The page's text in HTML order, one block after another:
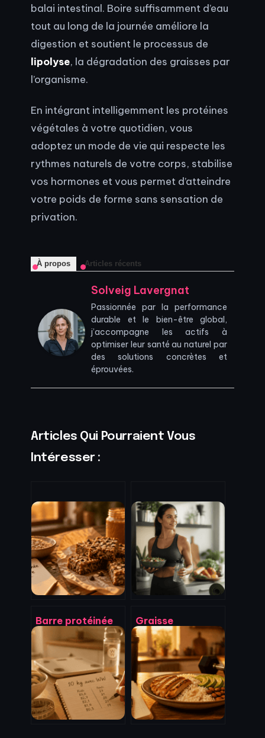
balai intestinal. Boire suffisamment d’eau
tout au long de la journée améliore la
digestion et soutient le processus de
lipolyse, la dégradation des graisses par
l’organisme.
En intégrant intelligemment les protéines
végétales à votre quotidien, vous
adoptez un mode de vie qui respecte les
rythmes naturels de votre corps, stabilise
vos hormones et vous permet d’atteindre
votre poids de forme sans sensation de
privation.
À propos Articles récents
Solveig Lavergnat
Passionnée par la performance
durable et le bien-être global,
j’accompagne les actifs à
optimiser leur santé au naturel par
des solutions concrètes et
éprouvées.
Articles Qui Pourraient Vous
Intéresser :
Barre protéinée
pas chère : 4
critères pour
payer moins de
2€ sans sacrifier
la qualité
Graisse
abdominale :
pourquoi le cardio
intensif bloque
vos résultats et
comment agir